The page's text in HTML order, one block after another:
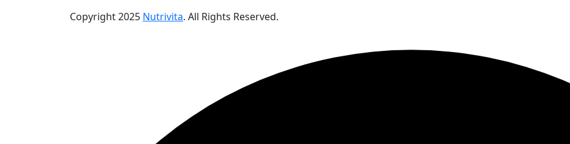
Copyright2025 Nutrivita. All Rights Reserved.